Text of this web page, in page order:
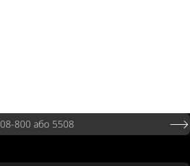
800 або 5508